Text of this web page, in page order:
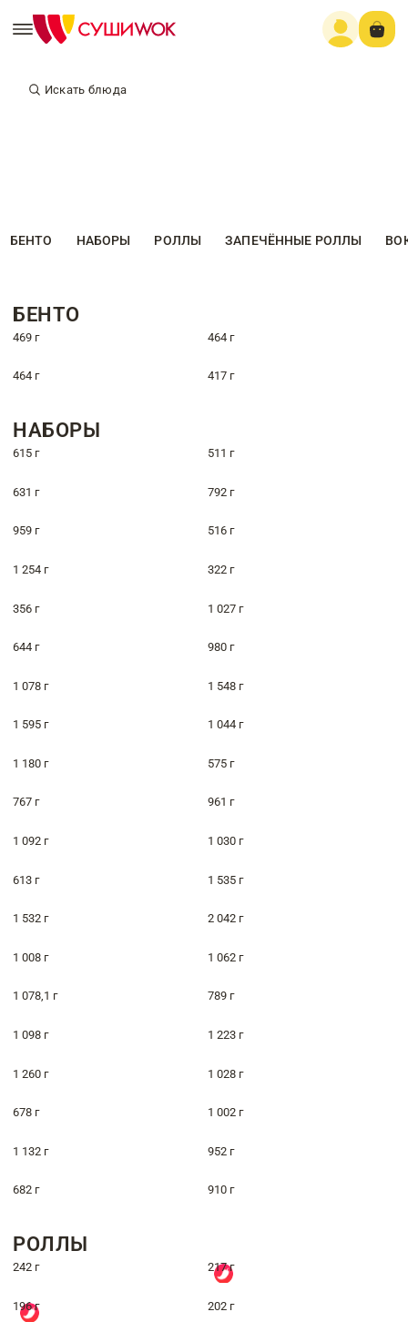
Искать блюда
БЕНТО НАБОРЫ РОЛЛЫ ЗАПЕЧЁННЫЕ РОЛЛЫ
БЕНТО
469 г 464 г
464 г 417 г
НАБОРЫ
615 г 511 г
631 г 792 г
959 г 516 г
1 254 г 322 г
356 г 1 027 г
644 г 980 г
1 078 г 1 548 г
1 595 г 1 044 г
1 180 г 575 г
767 г 961 г
1 092 г 1 030 г
613 г 1 535 г
1 532 г 2 042 г
1 008 г 1 062 г
1 078,1 г 789 г
1 098 г 1 223 г
1 260 г 1 028 г
678 г 1 002 г
1 132 г 952 г
682 г 910 г
РОЛЛЫ
242 г 217 г
196 г 202 г